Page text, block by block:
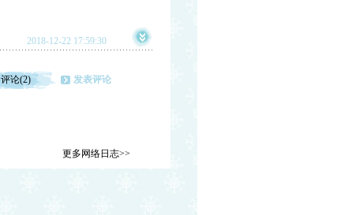
2018-12-22 17:59:30
评论(2) 发表评论
更多网络日志>>